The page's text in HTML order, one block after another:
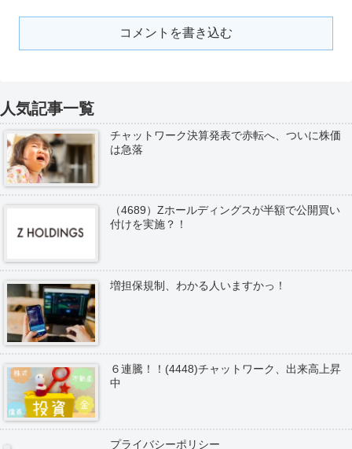
コメントを書き込む
人気記事一覧
チャットワーク決算発表で赤転へ、ついに株価
は急落
（4689）Zホールディングスが半額で公開買い
付けを実施？！
増担保規制、わかる人いますかっ！
６連騰！！(4448)チャットワーク、出来高上昇
中
プライバシーポリシー